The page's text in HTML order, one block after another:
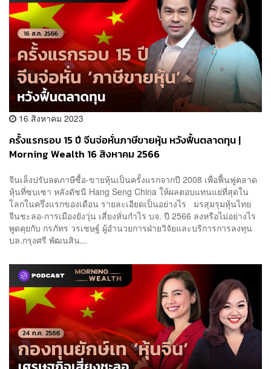
16 สิงหาคม 2023
ครั้งแรกรอบ 15 ปี จีนจ่อหั่นภาษีขายหุ้น หวังฟื้นตลาดทุน |
Morning Wealth 16 สิงหาคม 2566
จีนเล็งปรับลดภาษีซื้อ-ขายหุ้นเป็นครั้งแรกจากปี 2008 เพื่อฟื้นฟูตลาด
หุ้นที่ซบเซา หลังดัชนี Hang Seng China ให้ผลตอบแทนแย่ที่สุดใน
โลกในครึ่งแรกของเดือน รายละเอียดเป็นอย่างไร มรสุมรุมหุ้นไทย
จีนชะลอ-การเมืองยังวุ่น เสี่ยงหั่นกำไร บจ. ปี 2566 ลงหรือไม่อย่างไร
พูดคุยกับ กรภัทร วรเชษฐ์ ผู้อำนวยการฝ่ายวิจัยและบริการการลงทุน
บล.กรุงศรี พัฒนสิน...